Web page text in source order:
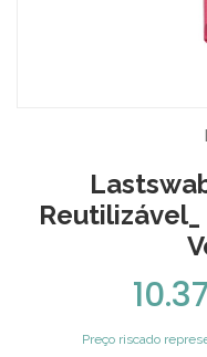
Preço riscado